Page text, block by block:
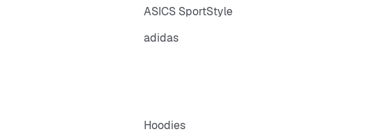
ASICS SportStyle
adidas
Hoodies